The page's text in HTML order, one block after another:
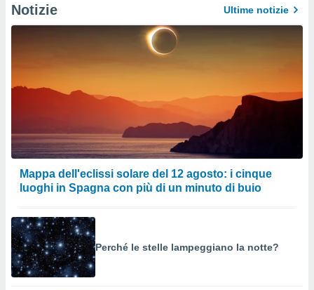
Notizie Ultime notizie
Mappa dell'eclissi solare del 12 agosto: i cinque
luoghi in Spagna con più di un minuto di buio
Perché le stelle lampeggiano la notte?